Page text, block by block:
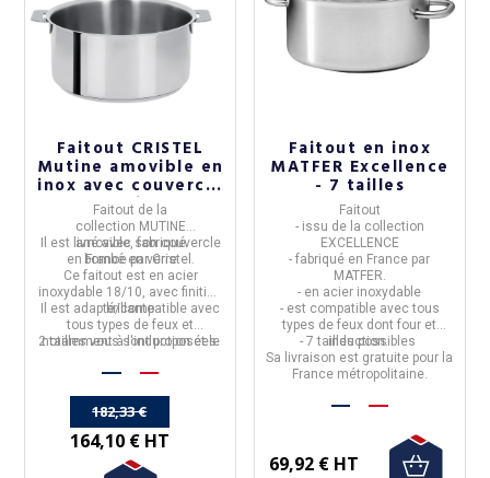
Sommier Coffre Résistub
- 12 coloris 3 tailles
Lit Lauren
3 tailles
Faitout CRISTEL
Mutine amovible en
inox avec couvercle
- 2 tailles
Faitout de la
collection MUTINE
amovible, fabriqué
en FranceparCristel.
Il est livré avec son couvercle
bombé en verre
Ce faitout est en acier
inoxydable 18/10, avec finition
brillante
Il est adapté/compatible avec
tous types de feux et
notamment à l'induction et le
2 tailles vous sont proposées.
182,33 €
164,10 € HT
Faitout en inox
MATFER Excellence
- 7 tailles
Faitout
- issu de la collection
EXCELLENCE
- fabriqué en France par
MATFER.
- en acier inoxydable
- est compatible avec tous
types de feux dont four et
induction.
- 7 tailles possibles
Sa livraison est gratuite pour la
France métropolitaine.
69,92 € HT